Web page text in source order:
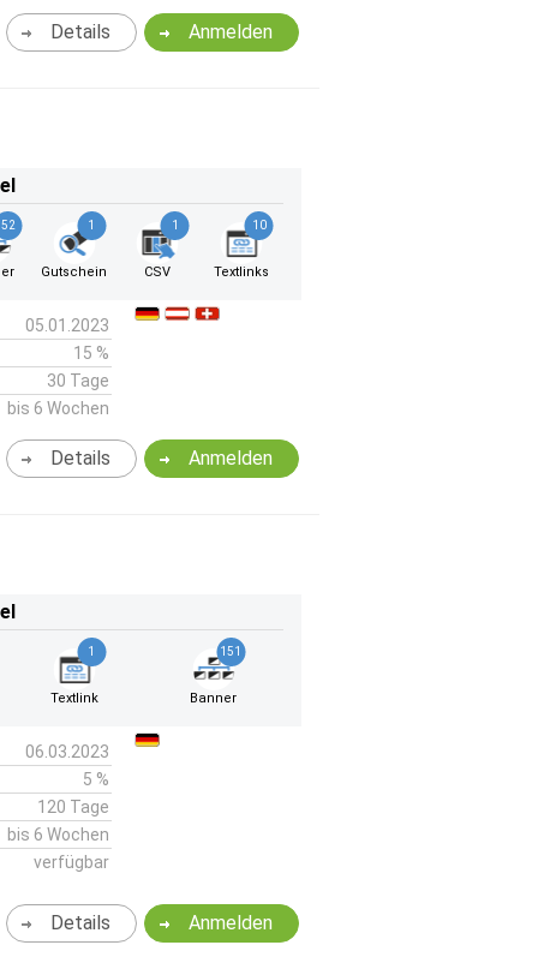
Anmelden
Details
52 1
Gutschein
1
CSV
10
Textlinks
05.01.2023
15 %
30 Tage
bis 6 Wochen
Anmelden
Details
1
Textlink
151
Banner
06.03.2023
5 %
120 Tage
bis 6 Wochen
verfügbar
Anmelden
Details